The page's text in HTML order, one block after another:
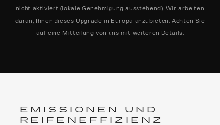
nicht aktiviert (lokale Genehmigung ausstehend). Wir arbeiten
daran, Ihnen dieses Upgrade in Europa anzubieten. Achten Sie
auf eine Mitteilung von uns mit weiteren Details.
EMISSIONEN UND
REIFENEFFIZIENZ